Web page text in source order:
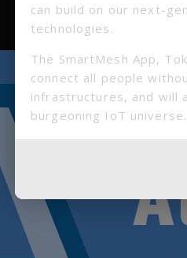
can build on our next-
technologies.
The SmartMesh App,
connect all people
infrastructures, and will
burgeoning IoT universe.